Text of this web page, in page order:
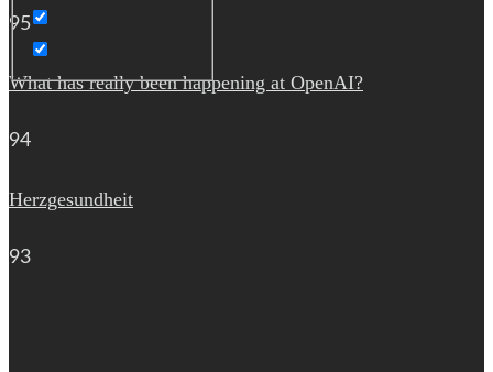
95
What has really been happening at OpenAI?
94
Herzgesundheit
93